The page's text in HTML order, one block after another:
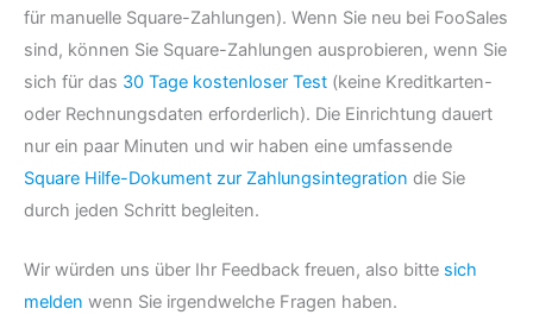
für manuelle Square-Zahlungen). Wenn Sie neu bei FooSales
sind, können Sie Square-Zahlungen ausprobieren, wenn Sie
sich für das 30 Tage kostenloser Test (keine Kreditkarten-
oder Rechnungsdaten erforderlich). Die Einrichtung dauert
nur ein paar Minuten und wir haben eine umfassende
Square Hilfe-Dokument zur Zahlungsintegration die Sie
durch jeden Schritt begleiten.
Wir würden uns über Ihr Feedback freuen, also bitte sich
melden wenn Sie irgendwelche Fragen haben.